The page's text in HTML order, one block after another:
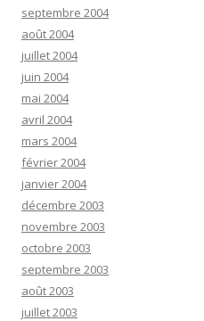
septembre 2004
août 2004
juillet 2004
juin 2004
mai 2004
avril 2004
mars 2004
février 2004
janvier 2004
décembre 2003
novembre 2003
octobre 2003
septembre 2003
août 2003
juillet 2003